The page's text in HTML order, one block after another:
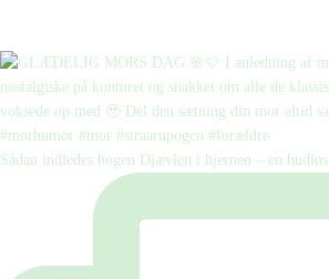
Sådan indledes bogen Djævlen i hjernen – en hudløs